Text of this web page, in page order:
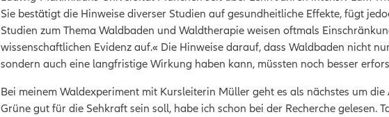
Sie bestätigt die Hinweise diverser Studien auf gesundheitliche Effekte, fügt
Studien zum Thema Waldbaden und Waldtherapie weisen oftmals
wissenschaftlichen Evidenz auf.« Die Hinweise darauf, dass Waldbaden nicht
sondern auch eine langfristige Wirkung haben kann, müssten noch besser
Bei meinem Waldexperiment mit Kursleiterin Müller geht es als nächstes um die
Grüne gut für die Sehkraft sein soll, habe ich schon bei der Recherche gelesen.